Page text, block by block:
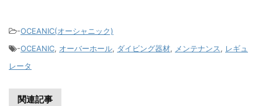
-OCEANIC(オーシャニック)
-OCEANIC, オーバーホール, ダイビング器材, メンテナンス, レギュ
レータ
関連記事